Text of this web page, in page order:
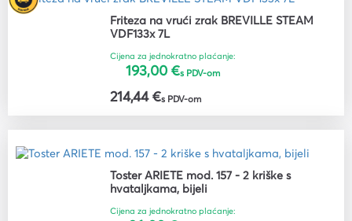
Friteza na vrući zrak BREVILLE STEAM
VDF133x 7L
Cijena za jednokratno plaćanje:
193,00 €s PDV-om
214,44 €s PDV-om
Toster ARIETE mod. 157 - 2 kriške s
hvataljkama, bijeli
Cijena za jednokratno plaćanje: